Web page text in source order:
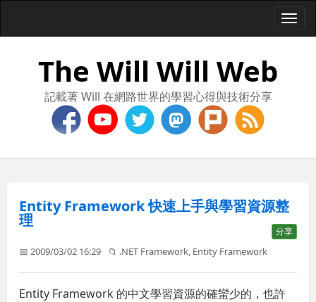
The Will Will Web
記載著 Will 在網路世界的學習心得與技術分享
Entity Framework 快速上手與學習資源整
理
分享
📅 2009/03/02 16:29 📁 .NET Framework Entity Framework
Entity Framework 的中文學習資源的確蠻少的，也許